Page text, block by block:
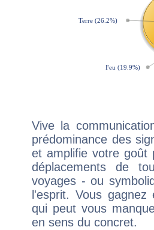
Vive la
prédominance des
et amplifie votre goût
déplacements de
voyages - ou
l'esprit. Vous
qui peut vous
en sens du concret.